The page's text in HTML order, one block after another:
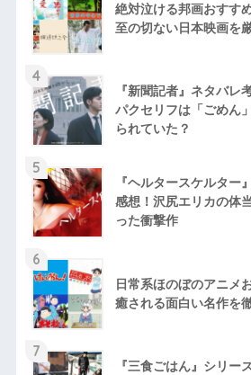
絶対泣ける邦画おすす
至の切ない日本映画を
4
『新聞記者』ネタバレ
パクセリフは「ごめん
られていた？
5
『ヘルタースケルター
感想！沢尻エリカの体
った衝撃作
6
日常系ほのぼのアニメ
癒される面白い名作を
7
『三食ごはん』シリー